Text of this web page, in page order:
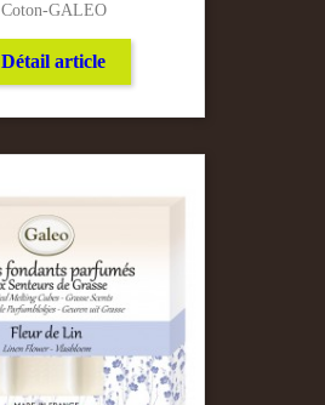
Coton-GALEO
Détail article